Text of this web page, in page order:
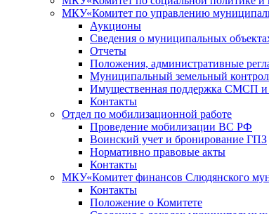
МКУ«Комитет по управлению
Аукционы
Сведения о муниципальных
Отчеты
Положения, административные
Муниципальный земельный
Имущественная поддержка СМСП и
Контакты
Отдел по мобилизационной работе
Проведение мобилизации ВС РФ
Воинский учет и бронирование ГПЗ
Нормативно правовые акты
Контакты
МКУ«Комитет финансов Слюдянского
Контакты
Положение о Комитете